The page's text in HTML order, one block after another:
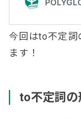
今回はto不定詞
ます！
to不定詞の